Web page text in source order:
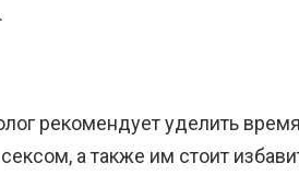
рекомендует уделить
а также им стоит